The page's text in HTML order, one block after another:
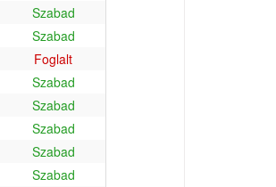
Szabad
Szabad
Foglalt
Szabad
Szabad
Szabad
Szabad
Szabad